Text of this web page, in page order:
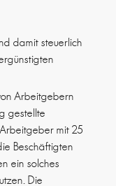
damit steuerlich
Arbeitgebern
gestellte
mit 25
Beschäftigten
ein solches
Die